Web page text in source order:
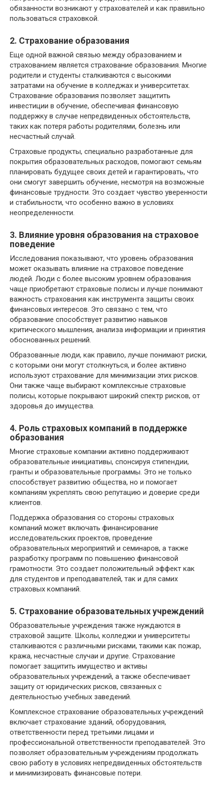
обязанности возникают у страхователей и как правильно
пользоваться страховкой.
2. Страхование образования
Еще одной важной связью между образованием и
страхованием является страхование образования. Многие
родители и студенты сталкиваются с высокими
затратами на обучение в колледжах и университетах.
Страхование образования позволяет защитить
инвестиции в обучение, обеспечивая финансовую
поддержку в случае непредвиденных обстоятельств,
таких как потеря работы родителями, болезнь или
несчастный случай.
Страховые продукты, специально разработанные для
покрытия образовательных расходов, помогают семьям
планировать будущее своих детей и гарантировать, что
они смогут завершить обучение, несмотря на возможные
финансовые трудности. Это создает чувство уверенности
и стабильности, что особенно важно в условиях
неопределенности.
3. Влияние уровня образования на страховое
поведение
Исследования показывают, что уровень образования
может оказывать влияние на страховое поведение
людей. Люди с более высоким уровнем образования
чаще приобретают страховые полисы и лучше понимают
важность страхования как инструмента защиты своих
финансовых интересов. Это связано с тем, что
образование способствует развитию навыков
критического мышления, анализа информации и принятия
обоснованных решений.
Образованные люди, как правило, лучше понимают риски,
с которыми они могут столкнуться, и более активно
используют страхование для минимизации этих рисков.
Они также чаще выбирают комплексные страховые
полисы, которые покрывают широкий спектр рисков, от
здоровья до имущества.
4. Роль страховых компаний в поддержке
образования
Многие страховые компании активно поддерживают
образовательные инициативы, спонсируя стипендии,
гранты и образовательные программы. Это не только
способствует развитию общества, но и помогает
компаниям укреплять свою репутацию и доверие среди
клиентов.
Поддержка образования со стороны страховых
компаний может включать финансирование
исследовательских проектов, проведение
образовательных мероприятий и семинаров, а также
разработку программ по повышению финансовой
грамотности. Это создает положительный эффект как
для студентов и преподавателей, так и для самих
страховых компаний.
5. Страхование образовательных учреждений
Образовательные учреждения также нуждаются в
страховой защите. Школы, колледжи и университеты
сталкиваются с различными рисками, такими как пожар,
кража, несчастные случаи и другие. Страхование
помогает защитить имущество и активы
образовательных учреждений, а также обеспечивает
защиту от юридических рисков, связанных с
деятельностью учебных заведений.
Комплексное страхование образовательных учреждений
включает страхование зданий, оборудования,
ответственности перед третьими лицами и
профессиональной ответственности преподавателей. Это
позволяет образовательным учреждениям продолжать
свою работу в условиях непредвиденных обстоятельств
и минимизировать финансовые потери.